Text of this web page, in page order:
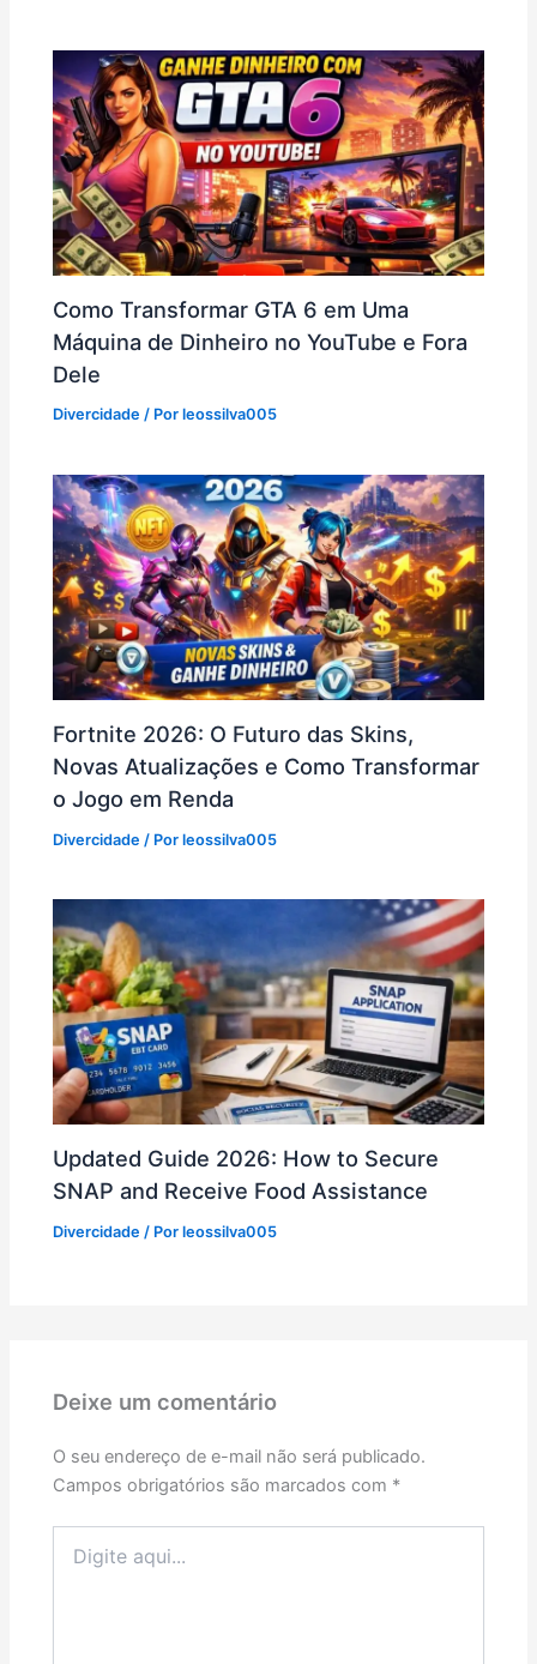
Como Transformar GTA 6 em Uma
Máquina de Dinheiro no YouTube e Fora
Dele
Divercidade / Porleossilva005
Fortnite 2026: O Futuro das Skins,
Novas Atualizações e Como Transformar
o Jogo em Renda
Divercidade / Porleossilva005
Updated Guide 2026: How to Secure
SNAP and Receive Food Assistance
Divercidade / Porleossilva005
Deixe um comentário
O seu endereço de e-mail não será publicado.
Campos obrigatórios são marcados com *
aqui...